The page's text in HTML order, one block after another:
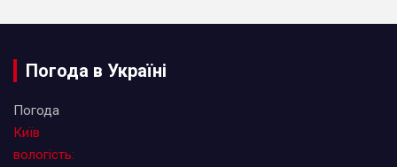
Погода в Україні
Погода
Київ
вологість: